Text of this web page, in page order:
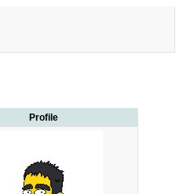
Profile